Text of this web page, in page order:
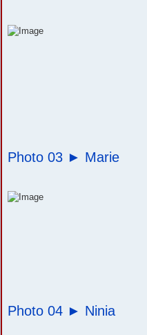
Photo 03 ► Marie
Photo 04 ► Ninia